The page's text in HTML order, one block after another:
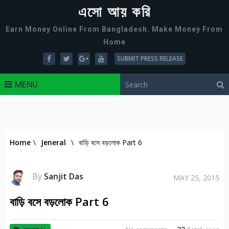
এসো আয় করি
Earn Money Online From Bangladesh. Make Money From
Home
SUBMIT PRESS RELEASE
MENU
Home \ Jeneral \ বাড়ি বসে বড়লোক Part 6
By Sanjit Das MAY 25, 2015
বাড়ি বসে বড়লোক Part 6